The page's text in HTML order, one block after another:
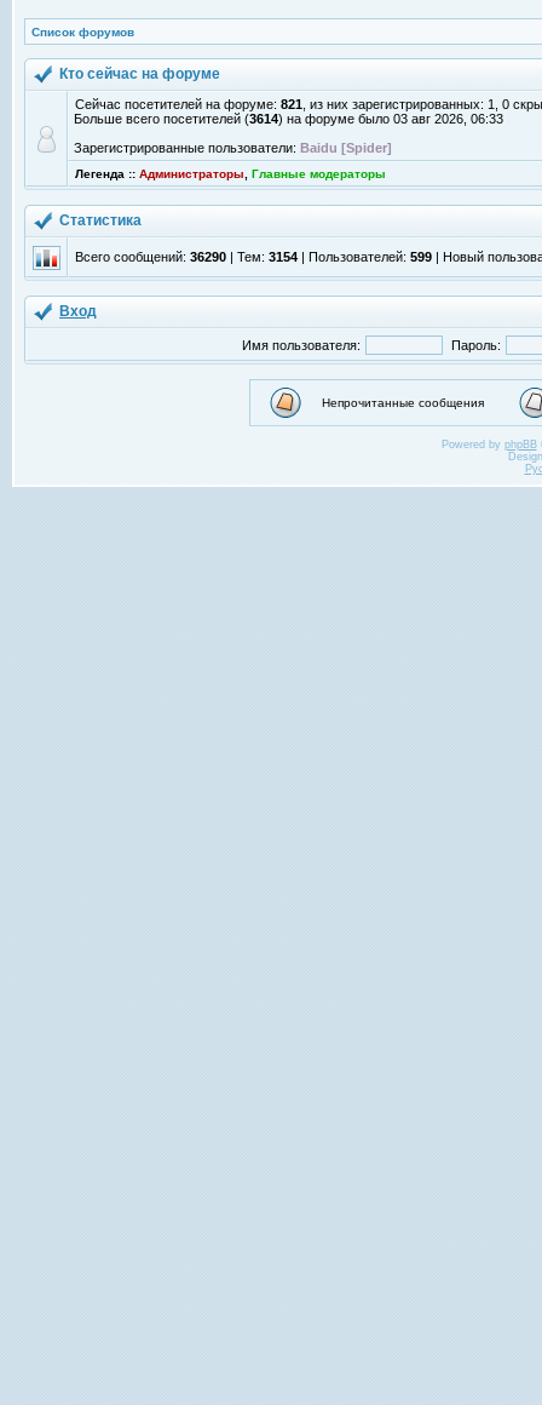
Список форумов
Кто сейчас на форуме
Сейчас посетителей на форуме: 821 , из них зарегистрированных: 1, 0
Больше всего посетителей (3614) на форуме было 03 авг 2026, 06:33
Зарегистрированные пользователи: Baidu [Spider]
Легенда :: Администраторы Главные модераторы
Статистика
Всего сообщений: 36290 | Тем: 3154 | Пользователей: 599 | Новый
Вход
Имя пользователя: Пароль:
Непрочитанные сообщения
Powered by phpBB